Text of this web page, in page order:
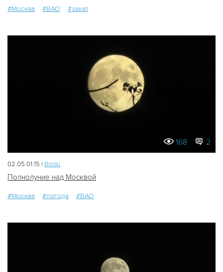
#Москва #ВАО #закат
168 2
02.05 01:15 | Bindu
Полнолуние над Москвой
#Москва #погода #ВАО